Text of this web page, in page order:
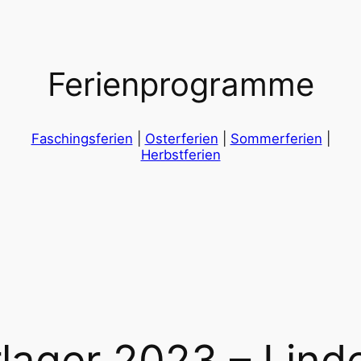
Ferienprogramme
Faschingsferien Osterferien Sommerferien
Herbstferien